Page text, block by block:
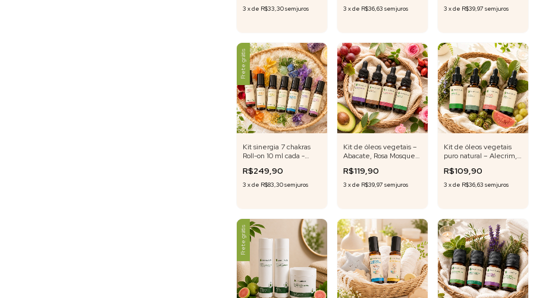
3 xde R$33,30sem juros 3 xde R$36,63 sem juros 3 xde R$39,97 sem juros
Frete grátis
Kit sinergia 7 chakras
Roll-on 10 ml cada -
R$249,90
3 xde R$83,30sem juros
Kit de óleos vegetais –
Abacate, Rosa Mosqueta
de Uva e Jojoba – 20 ml
cada
R$119,90
3 xde R$39,97 sem juros
Kit de óleos vegetais
puro natural – Alecrim,
Goiabeira e Amla – 20
ml cada
R$109,90
3 xde R$36,63 sem juros
Frete grátis